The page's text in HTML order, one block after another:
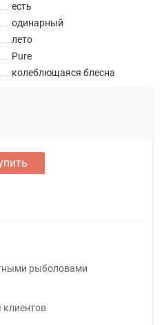
есть
одинарный
лето
Pure
колеблющаяся блесна
рыболовами
клиентов